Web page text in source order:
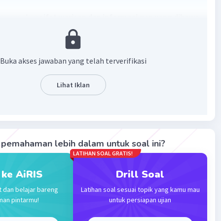
dan diwariskan oleh induk atau orang tua dari
· 0.0(0) Balas
Iklan
adalah sifat warisan gen induk
· 0.0 0
Buka akses jawaban yang telah terverifikasi
Lihat Iklan
lebih dalam untuk soal ini?
AiRIS
dan belajar bareng
pintarmu!
LATIHAN SOAL GRATIS!
Drill Soal
Latihan soal sesuai topik yang kamu mau
untuk persiapan ujian